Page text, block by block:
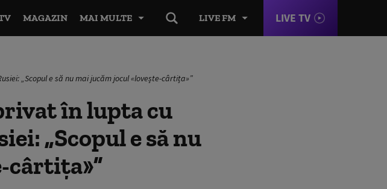
LIVE FM LIVE TV
MAGAZIN MAI MULTE
„Scopul e să nu mai jucăm jocul «lovește-cârtița»”
în lupta cu
„Scopul e să nu
cârtița»”